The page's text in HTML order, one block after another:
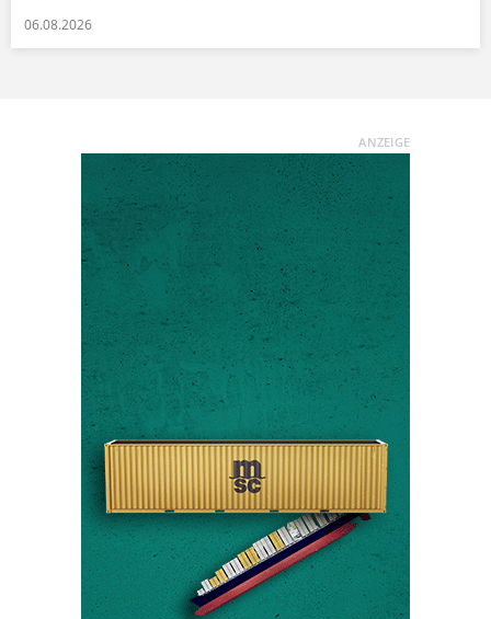
06.08.2026
ANZEIGE